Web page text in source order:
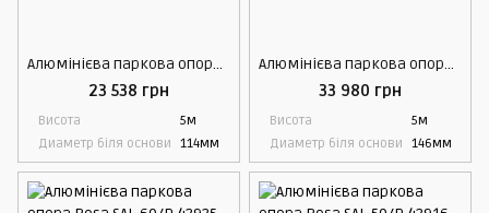
Алюмінієва паркова опора Rosa SAL-5/D60
23 538 грн
Висота
5м
Диаметр біля основи 114мм
Алюмінієва паркова опора Rosa SAL-50G
33 980 грн
Висота
5м
Диаметр біля основи 146мм